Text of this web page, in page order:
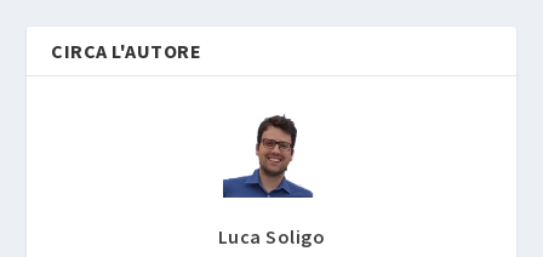
CIRCA L'AUTORE
Luca Soligo